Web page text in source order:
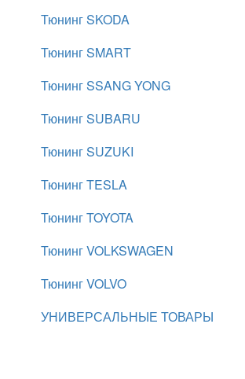
Тюнинг SKODA
Тюнинг SMART
Тюнинг SSANG YONG
Тюнинг SUBARU
Тюнинг SUZUKI
Тюнинг TESLA
Тюнинг TOYOTA
Тюнинг VOLKSWAGEN
Тюнинг VOLVO
УНИВЕРСАЛЬНЫЕ ТОВАРЫ